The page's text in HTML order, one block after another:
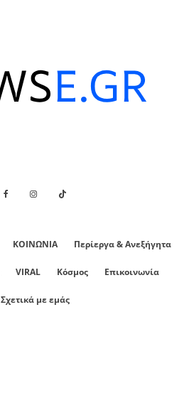
ΚΟΙΝΩΝΙΑ Περίεργα & Ανεξήγητα
VIRAL Κόσμος Επικοινωνία
Σχετικά με εμάς